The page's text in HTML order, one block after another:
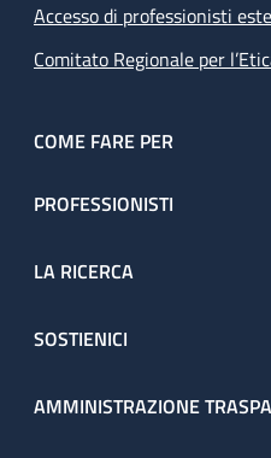
Accesso di professionisti
Comitato Regionale per
COME FARE PER
PROFESSIONISTI
LA RICERCA
SOSTIENICI
AMMINISTRAZIONE